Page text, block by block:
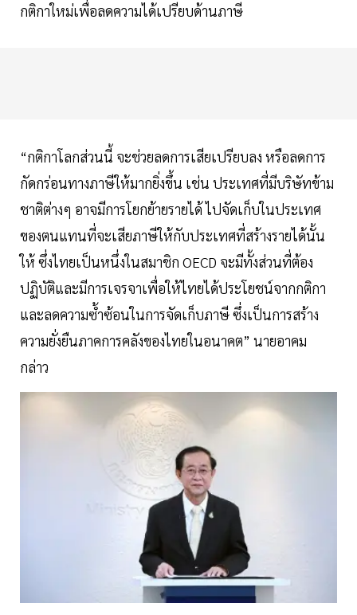
กติกาใหม่เพื่อลดความได้เปรียบด้านภาษี
“กติกาโลกส่วนนี้ จะช่วยลดการเสียเปรียบลง หรือลดการ
กัดกร่อนทางภาษีให้มากยิ่งขึ้น เช่น ประเทศที่มีบริษัทข้าม
ชาติต่างๆ อาจมีการโยกย้ายรายได้ ไปจัดเก็บในประเทศ
ของตนแทนที่จะเสียภาษีให้กับประเทศที่สร้างรายได้นั้น
ให้ ซึ่งไทยเป็นหนึ่งในสมาชิก OECD จะมีทั้งส่วนที่ต้อง
ปฏิบัติและมีการเจรจาเพื่อให้ไทยได้ประโยชน์จากกติกา
และลดความซ้ำซ้อนในการจัดเก็บภาษี ซึ่งเป็นการสร้าง
ความยั่งยืนภาคการคลังของไทยในอนาคต” นายอาคม
กล่าว